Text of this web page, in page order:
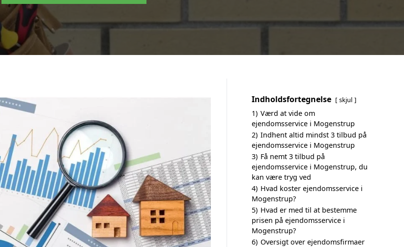
Indholdsfortegnelse skjul
1) Værd at vide om
ejendomsservice i Mogenstrup
2) Indhent altid mindst 3 tilbud på
ejendomsservice i Mogenstrup
3) Få nemt 3 tilbud på
ejendomsservice i Mogenstrup, du
kan være tryg ved
4) Hvad koster ejendomsservice i
Mogenstrup?
5) Hvad er med til at bestemme
prisen på ejendomsservice i
Mogenstrup?
6) Oversigt over ejendomsfirmaer